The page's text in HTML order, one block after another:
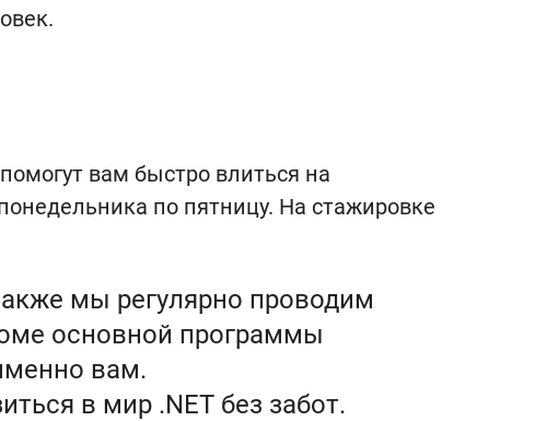
вам быстро влиться на
по пятницу. На стажировке
мы регулярно проводим
основной программы
вам.
в мир .NET без забот.